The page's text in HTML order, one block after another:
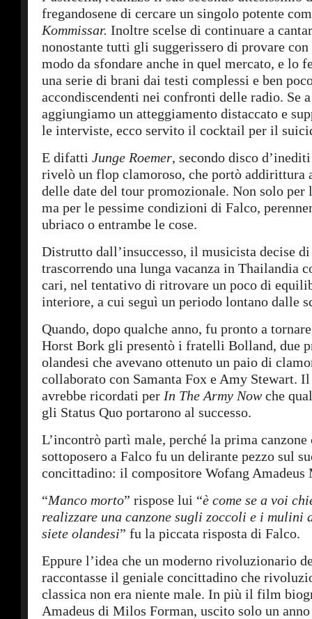
fregandosene di cercare un singolo potente
Kommissar. Inoltre scelse di continuare a
nonostante tutti gli suggerissero di provare
modo da sfondare anche in quel mercato, e lo
una serie di brani dai testi complessi e ben
accondiscendenti nei confronti delle radio. Se
aggiungiamo un atteggiamento distaccato e
le interviste, ecco servito il cocktail per il
E difatti Junge Roemer, secondo disco
rivelò un flop clamoroso, che portò addirittura
delle date del tour promozionale. Non solo per
ma per le pessime condizioni di Falco,
ubriaco o entrambe le cose.
Distrutto dall’insuccesso, il musicista decise
trascorrendo una lunga vacanza in Thailandia
cari, nel tentativo di ritrovare un poco di
interiore, a cui seguì un periodo lontano dalle
Quando, dopo qualche anno, fu pronto a
Horst Bork gli presentò i fratelli Bolland, due
olandesi che avevano ottenuto un paio di
collaborato con Samanta Fox e Amy Stewart.
avrebbe ricordati per In The Army Now che
gli Status Quo portarono al successo.
L’incontrò partì male, perché la prima canzone
sottoposero a Falco fu un delirante pezzo sul
concittadino: il compositore Wofang Amadeus
“Manco morto” rispose lui “è come se a voi
realizzare una canzone sugli zoccoli e i mulini
siete olandesi” fu la piccata risposta di Falco.
Eppure l’idea che un moderno rivoluzionario
raccontasse il geniale concittadino che
classica non era niente male. In più il film
Amadeus di Milos Forman, uscito solo un